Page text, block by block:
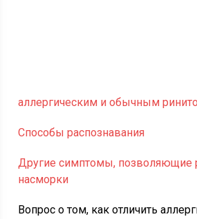
аллергическим и обычным
Способы распознавания
Другие симптомы, позволяющие
насморки
Вопрос о том, как отличить